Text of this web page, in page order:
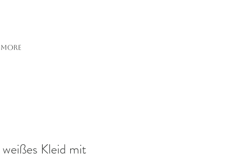
More
Kleid mit